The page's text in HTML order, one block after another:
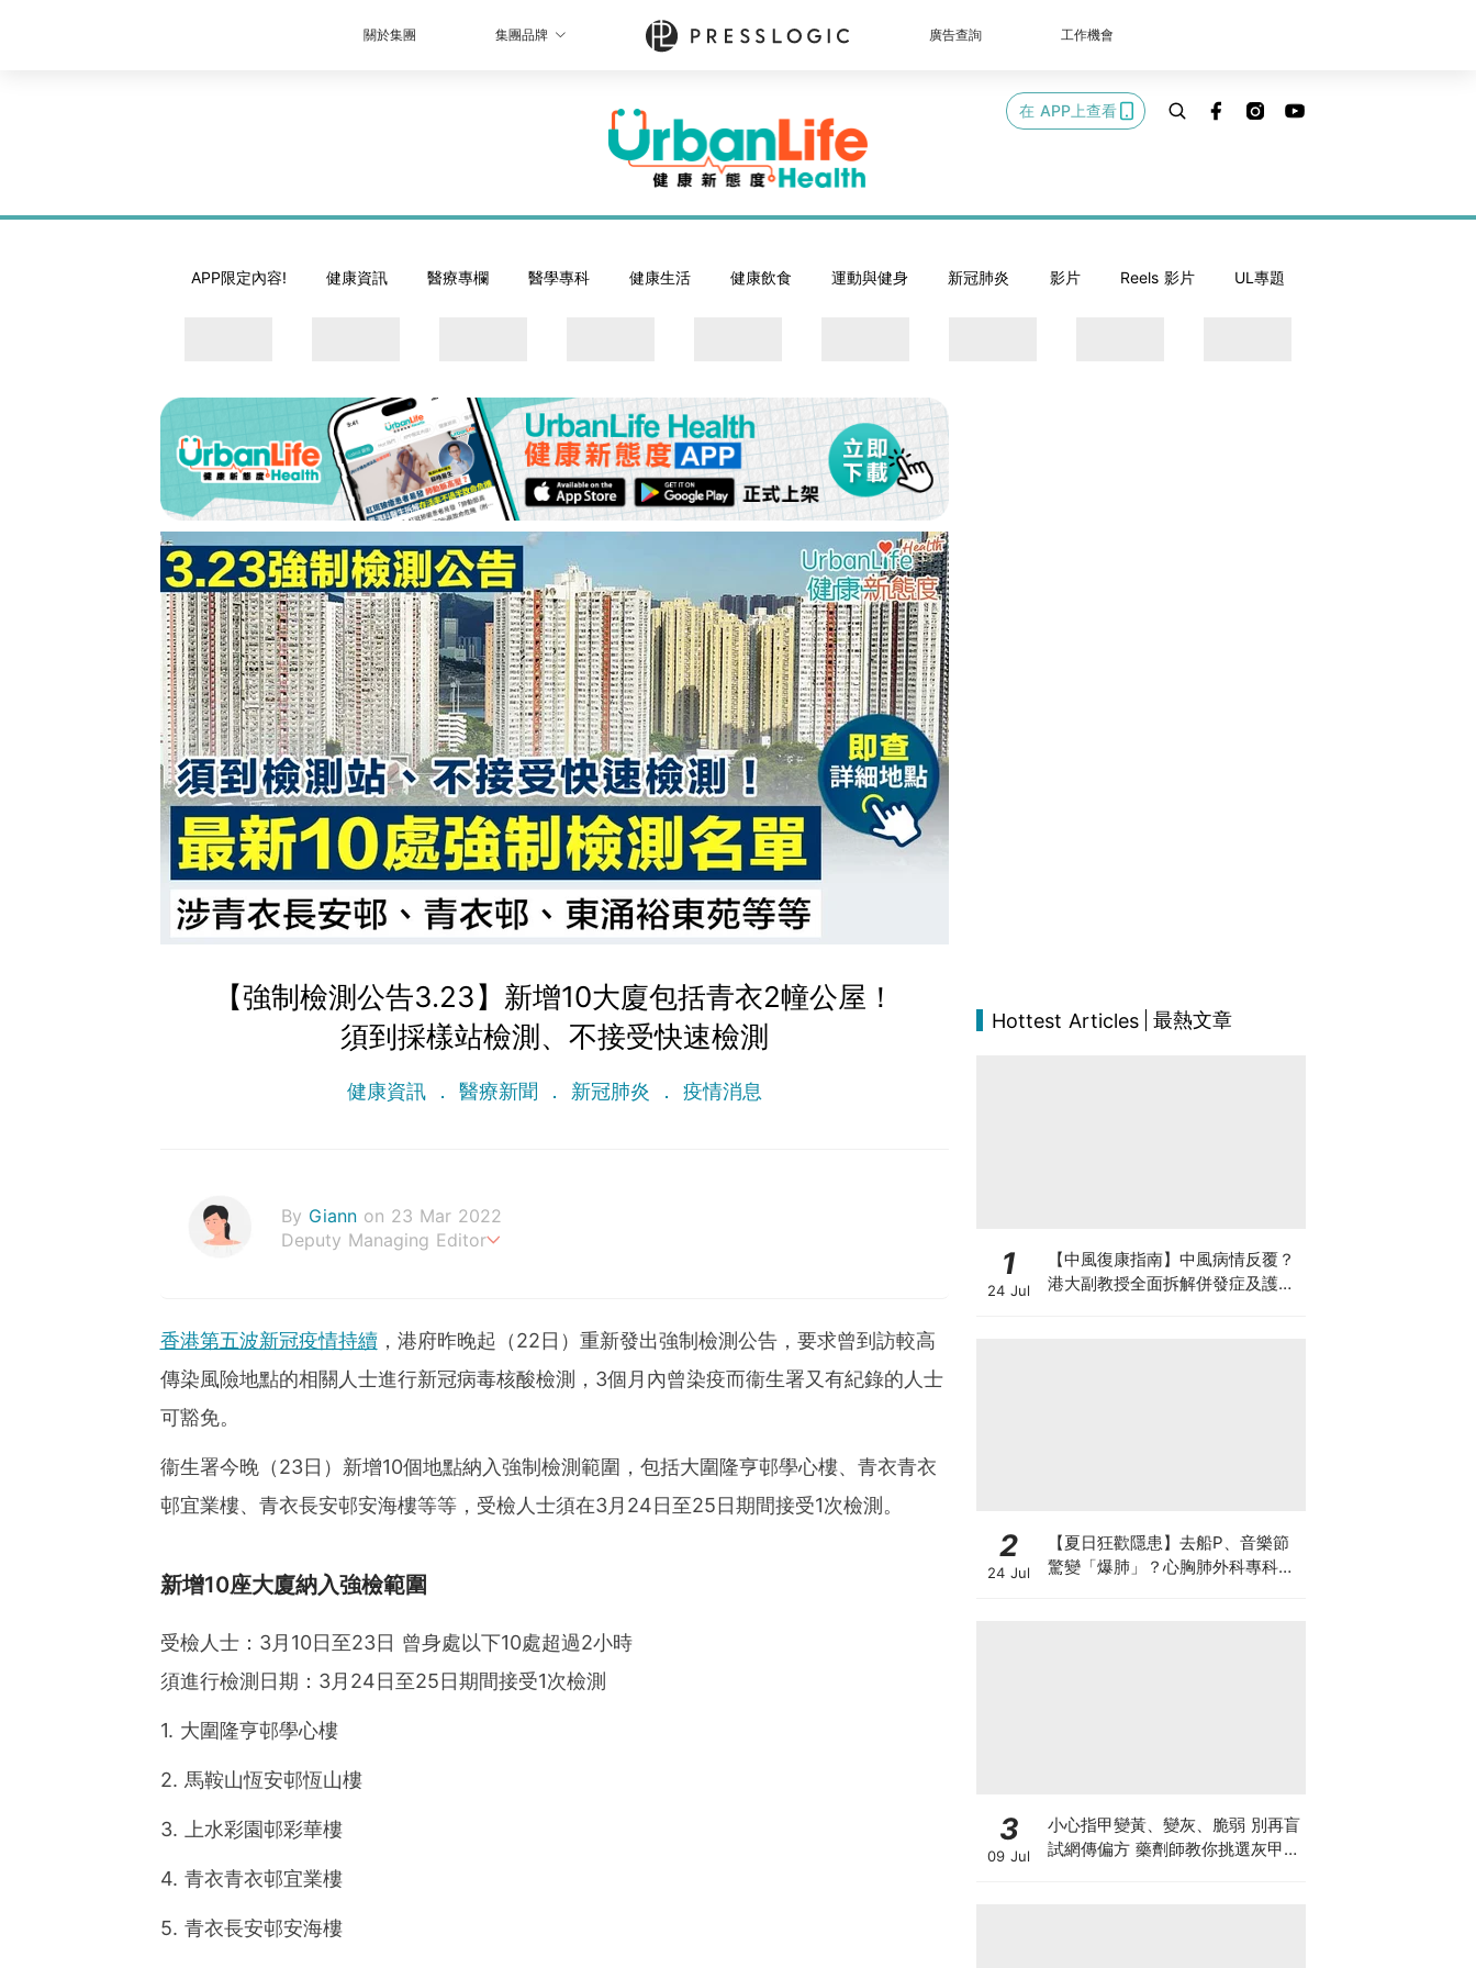
關於集團 集團品牌 廣告查詢 工作機會
在 APP上查看
APP限定內容! 健康資訊 醫療專欄 醫學專科 健康生活 健康飲食 運動與健身 新冠肺炎 影片 Reels 影片 UL專題
【強制檢測公告3.23】新增10大廈包括青衣2幢公屋！
須到採樣站檢測、不接受快速檢測
健康資訊 醫療新聞 新冠肺炎 疫情消息
By Giann on 23 Mar 2022
Deputy Managing Editor
香港第五波新冠疫情持續，港府昨晚起（22日）重新發出強制檢測公告，要求曾到訪較高
傳染風險地點的相關人士進行新冠病毒核酸檢測，3個月內曾染疫而衞生署又有紀錄的人士
可豁免。
衞生署今晚（23日）新增10個地點納入強制檢測範圍，包括大圍隆亨邨學心樓、青衣青衣
邨宜業樓、青衣長安邨安海樓等等，受檢人士須在3月24日至25日期間接受1次檢測。
新增10座大廈納入強檢範圍
受檢人士：3月10日至23日 曾身處以下10處超過2小時
須進行檢測日期：3月24日至25日期間接受1次檢測
1. 大圍隆亨邨學心樓
2. 馬鞍山恆安邨恆山樓
3. 上水彩園邨彩華樓
4. 青衣青衣邨宜業樓
5. 青衣長安邨安海樓
Hottest Articles 最熱文章
1
24 Jul
【中風復康指南】中風病情反覆？
港大副教授全面拆解併發症及護理
2
24 Jul
【夏日狂歡隱患】去船P、音樂節
驚變「爆肺」？心胸肺外科專科醫
3
09 Jul
小心指甲變黃、變灰、脆弱 別再盲
試網傳偏方 藥劑師教你挑選灰甲產